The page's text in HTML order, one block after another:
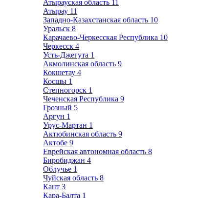
Атырауская область 11
Атырау 11
Западно-Казахстанская область 10
Уральск 8
Карачаево-Черкесская Республика 10
Черкесск 4
Усть-Джегута 1
Акмолинская область 9
Кокшетау 4
Косшы 1
Степногорск 1
Чеченская Республика 9
Грозный 5
Аргун 1
Урус-Мартан 1
Актюбинская область 9
Актобе 9
Еврейская автономная область 8
Биробиджан 4
Облучье 1
Чуйская область 8
Кант 3
Кара-Балта 1